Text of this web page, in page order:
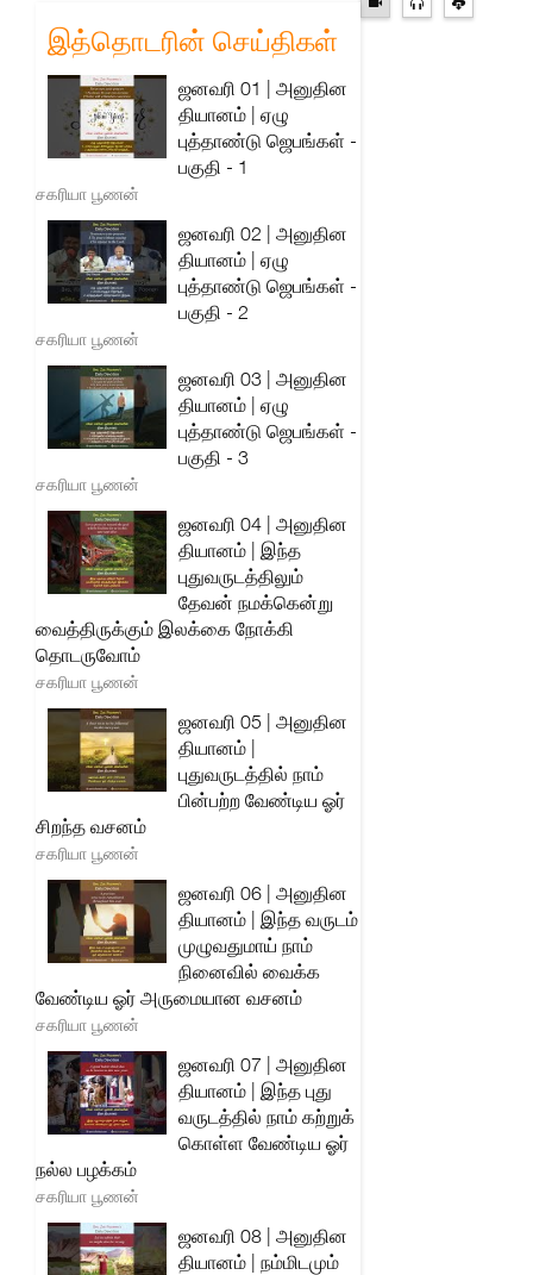
இத்தொடரின் செய்திகள்
ஜனவரி 01 | அனுதின
தியானம் | ஏழு
புத்தாண்டு ஜெபங்கள் -
பகுதி - 1
சகரியா பூணன்
ஜனவரி 02 | அனுதின
தியானம் | ஏழு
புத்தாண்டு ஜெபங்கள் -
பகுதி - 2
சகரியா பூணன்
ஜனவரி 03 | அனுதின
தியானம் | ஏழு
புத்தாண்டு ஜெபங்கள் -
பகுதி - 3
சகரியா பூணன்
ஜனவரி 04 | அனுதின
தியானம் | இந்த
புதுவருடத்திலும்
தேவன் நமக்கென்று
வைத்திருக்கும் இலக்கை நோக்கி
தொடருவோம்
சகரியா பூணன்
ஜனவரி 05 | அனுதின
தியானம் |
புதுவருடத்தில் நாம்
பின்பற்ற வேண்டிய ஓர்
சிறந்த வசனம்
சகரியா பூணன்
ஜனவரி 06 | அனுதின
தியானம் | இந்த வருடம்
முழுவதுமாய் நாம்
நினைவில் வைக்க
வேண்டிய ஓர் அருமையான வசனம்
சகரியா பூணன்
ஜனவரி 07 | அனுதின
தியானம் | இந்த புது
வருடத்தில் நாம் கற்றுக்
கொள்ள வேண்டிய ஓர்
நல்ல பழக்கம்
சகரியா பூணன்
ஜனவரி 08 | அனுதின
தியானம் | நம்மிடமும்